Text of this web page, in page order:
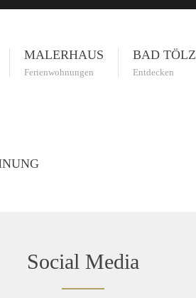
MALERHAUS
Ferienwohnungen
BAD TÖLZ
Entdecken
Social Media